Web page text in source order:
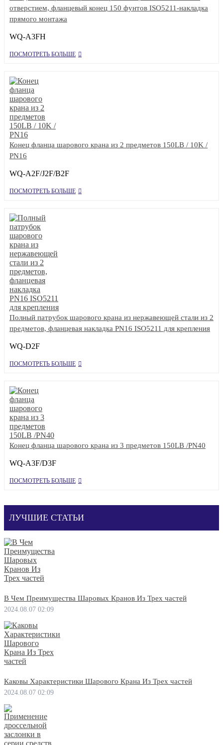
отверстием, фланцевый конец 150 фунтов ISO5211-накладка
прямого монтажа
WQ-A3FH
ПОСМОТРЕТЬ БОЛЬШЕ
Конец фланца шарового крана из 2 предметов 150LB / 10K /
PN16
WQ-A2F/J2F/B2F
ПОСМОТРЕТЬ БОЛЬШЕ
Полный патрубок шарового крана из нержавеющей стали из 2
предметов, фланцевая накладка PN16 ISO5211 для крепления
WQ-D2F
ПОСМОТРЕТЬ БОЛЬШЕ
Конец фланца шарового крана из 3 предметов 150LB /PN40
WQ-A3F/D3F
ПОСМОТРЕТЬ БОЛЬШЕ
ЛУЧШИЕ СТАТЬИ
В Чем Преимущества Шаровых Кранов Из Трех частей
2024.08.07 02:09
Каковы Характеристики Шарового Крана Из Трех частей
2024.08.07 02:09